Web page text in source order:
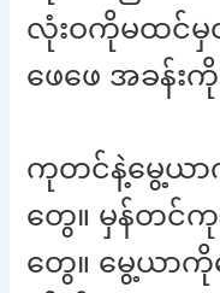
လုံးဝကိုမထင်မှ
ဖေဖေ အခန်းကို
ကုတင်နဲ့မွေ့ယာက
တွေ။ မှန်တင်ကု
တွေ။ မွေ့ယာကို